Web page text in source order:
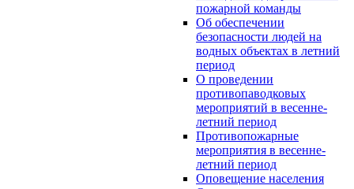
пожарной команды
Об обеспечении
безопасности людей на
водных объектах в летний
период
О проведении
противопаводковых
мероприятий в весенне-
летний период
Противопожарные
мероприятия в весенне-
летний период
Оповещение населения